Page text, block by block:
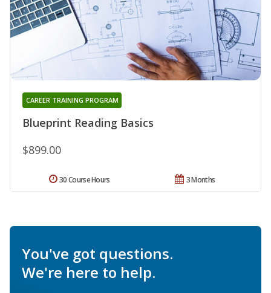
Blueprint Reading Basics
CAREER TRAINING PROGRAM
$899.00
3 Months
30 Course Hours
You've got questions.
We're here to help.